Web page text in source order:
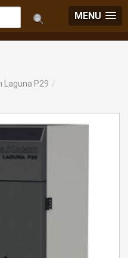
MENU
Laguna P29 /